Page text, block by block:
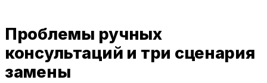
Проблемы ручных
консультаций и три сценария
замены